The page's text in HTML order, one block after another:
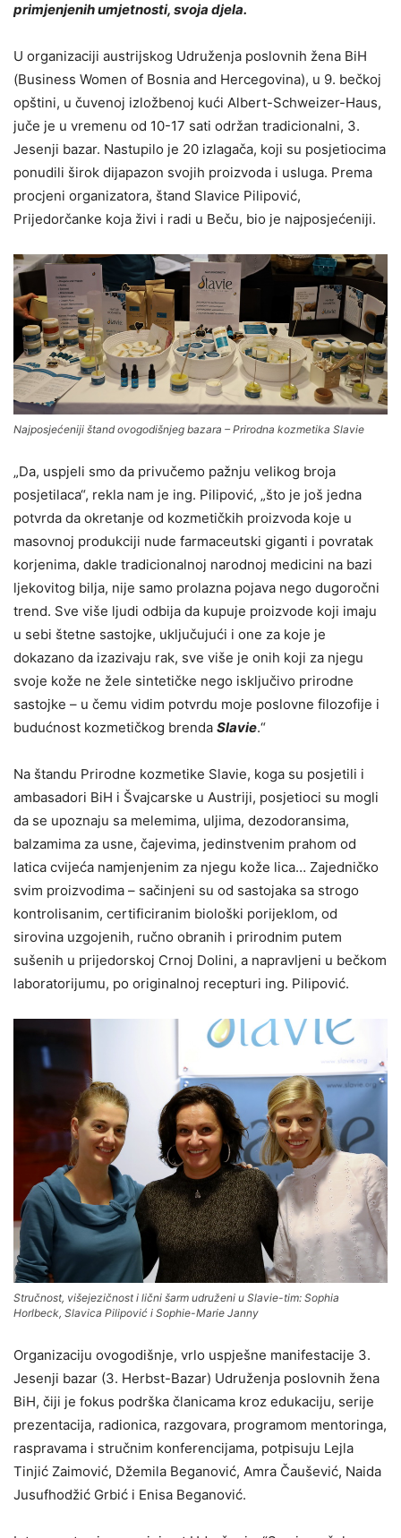
primjenjenih umjetnosti, svoja djela.
U organizaciji austrijskog Udruženja poslovnih žena BiH
(Business Women of Bosnia and Hercegovina), u 9. bečkoj
opštini, u čuvenoj izložbenoj kući Albert-Schweizer-Haus,
juče je u vremenu od 10-17 sati održan tradicionalni, 3.
Jesenji bazar. Nastupilo je 20 izlagača, koji su posjetiocima
ponudili širok dijapazon svojih proizvoda i usluga. Prema
procjeni organizatora, štand Slavice Pilipović,
Prijedorčanke koja živi i radi u Beču, bio je najposjećeniji.
Najposjećeniji štand ovogodišnjeg bazara – Prirodna kozmetika Slavie
„Da, uspjeli smo da privučemo pažnju velikog broja
posjetilaca“, rekla nam je ing. Pilipović, „što je još jedna
potvrda da okretanje od kozmetičkih proizvoda koje u
masovnoj produkciji nude farmaceutski giganti i povratak
korjenima, dakle tradicionalnoj narodnoj medicini na bazi
ljekovitog bilja, nije samo prolazna pojava nego dugoročni
trend. Sve više ljudi odbija da kupuje proizvode koji imaju
u sebi štetne sastojke, uključujući i one za koje je
dokazano da izazivaju rak, sve više je onih koji za njegu
svoje kože ne žele sintetičke nego isključivo prirodne
sastojke – u čemu vidim potvrdu moje poslovne filozofije i
budućnost kozmetičkog brenda Slavie.“
Na štandu Prirodne kozmetike Slavie, koga su posjetili i
ambasadori BiH i Švajcarske u Austriji, posjetioci su mogli
da se upoznaju sa melemima, uljima, dezodoransima,
balzamima za usne, čajevima, jedinstvenim prahom od
latica cvijeća namjenjenim za njegu kože lica… Zajedničko
svim proizvodima – sačinjeni su od sastojaka sa strogo
kontrolisanim, certificiranim biološki porijeklom, od
sirovina uzgojenih, ručno obranih i prirodnim putem
sušenih u prijedorskoj Crnoj Dolini, a napravljeni u bečkom
laboratorijumu, po originalnoj recepturi ing. Pilipović.
Stručnost, višejezičnost i lični šarm udruženi u Slavie-tim: Sophia
Horlbeck, Slavica Pilipović i Sophie-Marie Janny
Organizaciju ovogodišnje, vrlo uspješne manifestacije 3.
Jesenji bazar (3. Herbst-Bazar) Udruženja poslovnih žena
BiH, čiji je fokus podrška članicama kroz edukaciju, serije
prezentacija, radionica, razgovara, programom mentoringa,
raspravama i stručnim konferencijama, potpisuju Lejla
Tinjić Zaimović, Džemila Beganović, Amra Čaušević, Naida
Jusufhodžić Grbić i Enisa Beganović.